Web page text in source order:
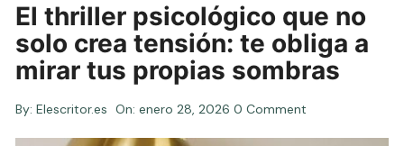
El thriller psicológico que no
solo crea tensión: te obliga a
mirar tus propias sombras
By: Elescritor.es On:enero 28, 2026 0 Comment